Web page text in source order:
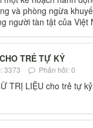
và phòng ngừa
người tàn tật của Việt
TRẺ TỰ KỶ
3373 Phản hồi: 0
TRỊ LIỆU cho trẻ tự